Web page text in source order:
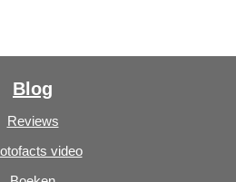
Blog
Reviews
video